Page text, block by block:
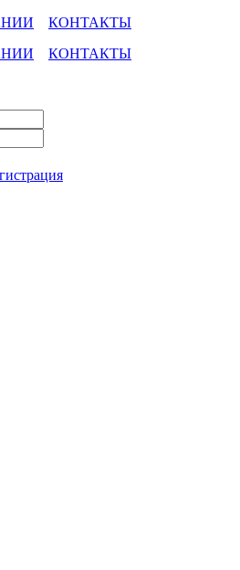
КОНТАКТЫ
КОНТАКТЫ